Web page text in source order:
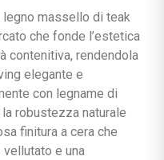
massello di teak
che fonde l’estetica
contenitiva, rendendola
elegante e
con legname di
robustezza naturale
finitura a cera che
e una